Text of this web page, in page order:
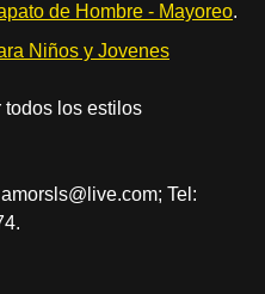
de Hombre - Mayoreo.
Niños y Jovenes
todos los estilos
Tel: